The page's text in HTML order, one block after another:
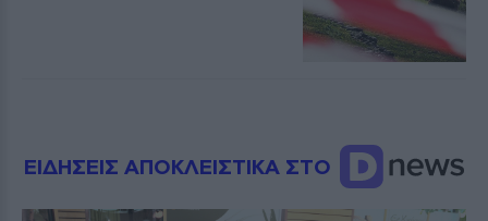
ΕΙΔΗΣΕΙΣ ΑΠΟΚΛΕΙΣΤΙΚΑ ΣΤΟ